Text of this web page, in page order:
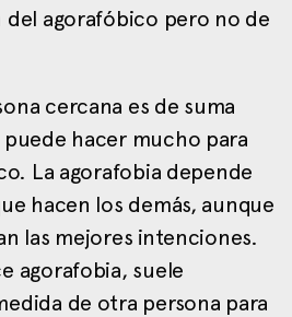
agorafóbico pero no de
cercana es de suma
hacer mucho para
La agorafobia depende
hacen los demás, aunque
las mejores intenciones.
agorafobia, suele
de otra persona para